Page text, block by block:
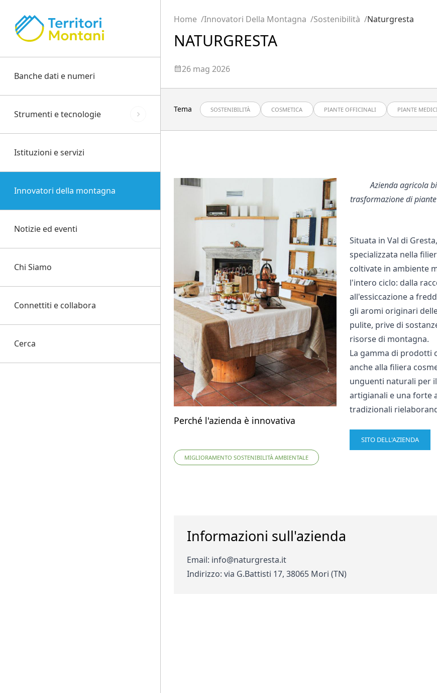
Banche dati e numeri
Strumenti e tecnologie
Istituzioni e servizi
Innovatori della montagna
Notizie ed eventi
Chi Siamo
Connettiti e collabora
Cerca
Home Innovatori Della Montagna Sostenibilità Naturgresta
NATURGRESTA
26 mag 2026
Tema SOSTENIBILITÀ COSMETICA PIANTE OFFICINALI PIANTE
Perché l'azienda è innovativa
MIGLIORAMENTO SOSTENIBILITÀ AMBIENTALE
Azienda agricola
trasformazione di
Situata in Val di
specializzata nella
coltivate in ambiente
l'intero ciclo: dalla
all'essiccazione a
gli aromi originari
pulite, prive di
risorse di montagna.
La gamma di prodotti
anche alla filiera
unguenti naturali per
artigianali e una forte
tradizionali
SITO DELL'AZIENDA
Informazioni sull'azienda
Email: info@naturgresta.it
Indirizzo: via G.Battisti 17, 38065 Mori (TN)